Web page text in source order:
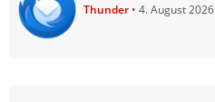
Thunder 4. August